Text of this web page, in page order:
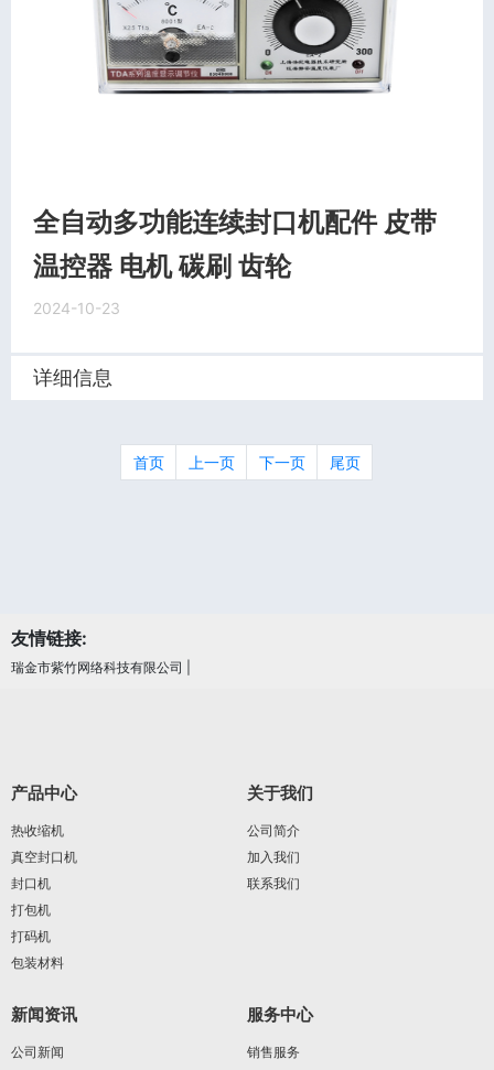
全自动多功能连续封口机配件 皮带
温控器 电机 碳刷 齿轮
2024-10-23
详细信息
首页 上一页 下一页 尾页
友情链接:
瑞金市紫竹网络科技有限公司
产品中心
热收缩机
真空封口机
封口机
打包机
打码机
包装材料
关于我们
公司简介
加入我们
联系我们
新闻资讯
公司新闻
服务中心
销售服务